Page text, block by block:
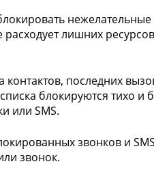
нежелательные
лишних
последних
блокируются тихо и
или SMS.
звонков и
звонок.